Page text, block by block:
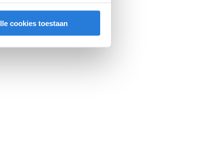
cookies toestaan